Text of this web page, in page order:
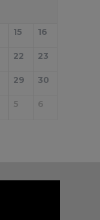
15 16
22 23
29 30
5 6